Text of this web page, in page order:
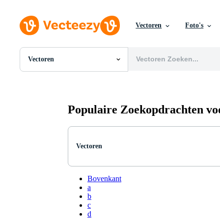
Vectoren Foto's
Vectoren
Alle Afbeeldingen
Redactionele Afbeeldingen
Populaire Zoekopdrachten
Vectoren
Bovenkant
a
b
c
d